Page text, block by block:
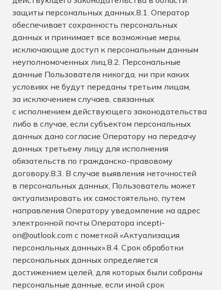
защиты персональных данных.8.1. Оператор
обеспечивает сохранность персональных
данных и принимает все возможные меры,
исключающие доступ к персональным данным
неуполномоченных лиц.8.2. Персональные
данные Пользователя никогда, ни при каких
условиях не будут переданы третьим лицам,
за исключением случаев, связанных
с исполнением действующего законодательства
либо в случае, если субъектом персональных
данных дано согласие Оператору на передачу
данных третьему лицу для исполнения
обязательств по гражданско-правовому
договору.8.3. В случае выявления неточностей
в персональных данных, Пользователь может
актуализировать их самостоятельно, путем
направления Оператору уведомление на адрес
электронной почты Оператора incepti-
on@outlook.com с пометкой «Актуализация
персональных данных».8.4. Срок обработки
персональных данных определяется
достижением целей, для которых были собраны
персональные данные, если иной срок